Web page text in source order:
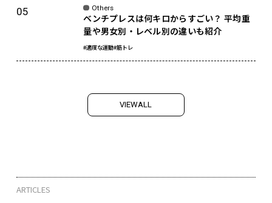
Others
ベンチプレスは何キロからすごい？ 平均重
量や男女別・レベル別の違いも紹介
#適度な運動#筋トレ
VIEWALL
ARTICLES